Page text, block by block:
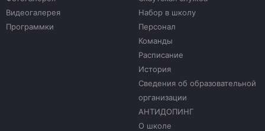
Видеогалерея
Программки
Набор в школу
Персонал
Команды
Расписание
История
Сведения об образовательной
организации
АНТИДОПИНГ
О школе